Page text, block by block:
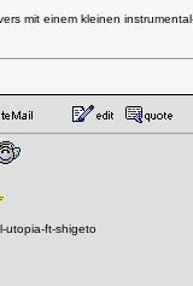
mit einem kleinen
utopia-ft-shigeto